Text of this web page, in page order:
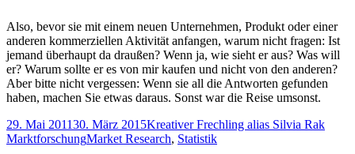
Also, bevor sie mit einem neuen Unternehmen, Produkt oder einer
anderen kommerziellen Aktivität anfangen, warum nicht fragen: Ist
jemand überhaupt da draußen? Wenn ja, wie sieht er aus? Was will
er? Warum sollte er es von mir kaufen und nicht von den anderen?
Aber bitte nicht vergessen: Wenn sie all die Antworten gefunden
haben, machen Sie etwas daraus. Sonst war die Reise umsonst.
Veröffentlicht
am
29. Mai 201130. März 2015Autor
Kreativer Frechling alias Silvia Rak
MarktforschungTags
Market Research, Statistik